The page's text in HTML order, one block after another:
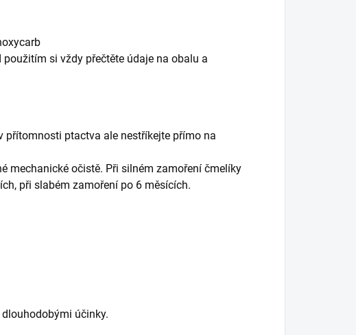
si vždy přečtěte údaje na obalu a
přítomnosti ptactva ale nestříkejte přímo na
mechanické očistě. Při silném zamoření čmelíky
při slabém zamoření po 6 měsících.
účinky.